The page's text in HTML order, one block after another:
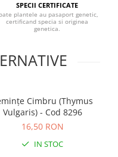
SPECII CERTIFICATE
plantele au pasaport genetic,
certificand specia si originea
genetica.
Cimbru (Thymus
Vulgaris) - Cod 8296
16,50 RON
IN STOC